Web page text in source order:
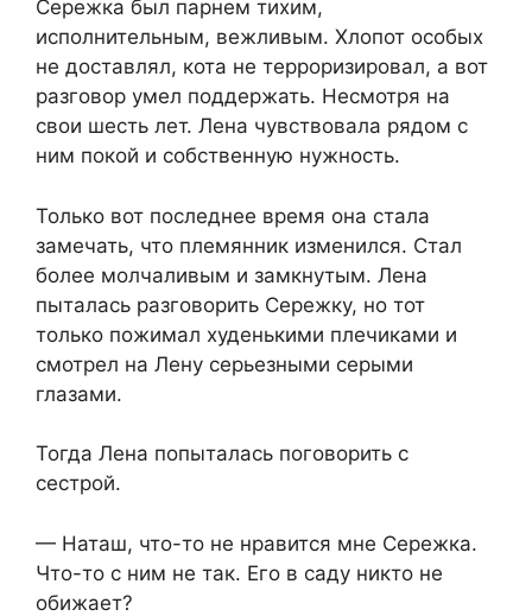
Сережка был парнем тихим,
исполнительным, вежливым. Хлопот особых
не доставлял, кота не терроризировал, а вот
разговор умел поддержать. Несмотря на
свои шесть лет. Лена чувствовала рядом с
ним покой и собственную нужность.
Только вот последнее время она стала
замечать, что племянник изменился. Стал
более молчаливым и замкнутым. Лена
пыталась разговорить Сережку, но тот
только пожимал худенькими плечиками и
смотрел на Лену серьезными серыми
глазами.
Тогда Лена попыталась поговорить с
сестрой.
— Наташ, что-то не нравится мне Сережка.
Что-то с ним не так. Его в саду никто не
обижает?